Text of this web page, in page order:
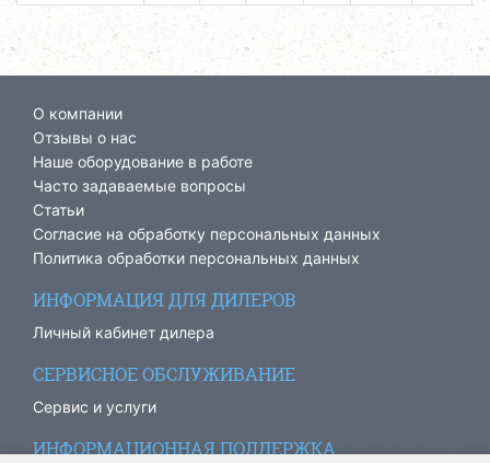
О компании
Отзывы о нас
Наше оборудование в работе
Часто задаваемые вопросы
Статьи
Согласие на обработку персональных данных
Политика обработки персональных данных
ИНФОРМАЦИЯ ДЛЯ ДИЛЕРОВ
Личный кабинет дилера
СЕРВИСНОЕ ОБСЛУЖИВАНИЕ
Сервис и услуги
ИНФОРМАЦИОННАЯ ПОДДЕРЖКА